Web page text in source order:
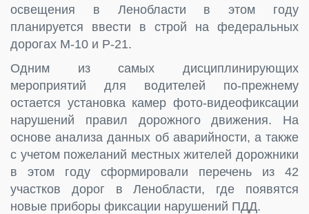
освещения в Ленобласти в этом году
планируется ввести в строй на федеральных
дорогах М-10 и Р-21.
Одним из самых дисциплинирующих
мероприятий для водителей по-прежнему
остается установка камер фото-видеофиксации
нарушений правил дорожного движения. На
основе анализа данных об аварийности, а также
с учетом пожеланий местных жителей дорожники
в этом году сформировали перечень из 42
участков дорог в Ленобласти, где появятся
новые приборы фиксации нарушений ПДД.